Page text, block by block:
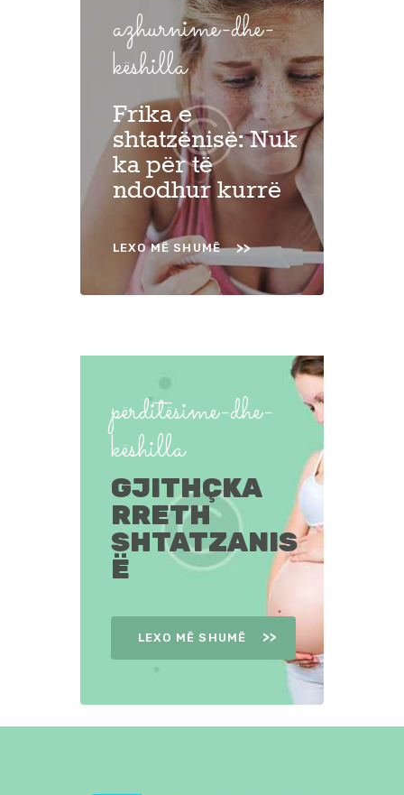
azhurnime-dhe-
këshilla
Frika e
shtatzënisë: Nuk
ka për të
ndodhur kurrë
LEXO MË SHUMË
përditësime-dhe-
këshilla
GJITHÇKA
RRETH
SHTATZANIS
Ë
LEXO MË SHUMË